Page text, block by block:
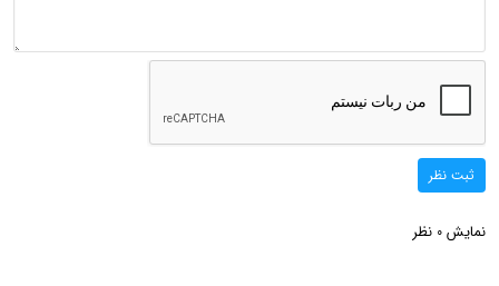
ثبت نظر
نمایش 0 نظر